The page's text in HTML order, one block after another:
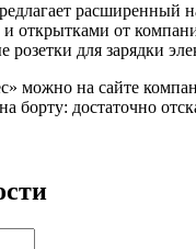
расширенный
открытками от
для зарядки
можно на сайте
борту: достаточно